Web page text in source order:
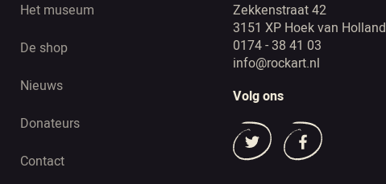
Het museum
De shop
Nieuws
Donateurs
Contact
Zekkenstraat 42
3151 XP Hoek van Holland
0174 - 38 41 03
info@rockart.nl
Volg ons